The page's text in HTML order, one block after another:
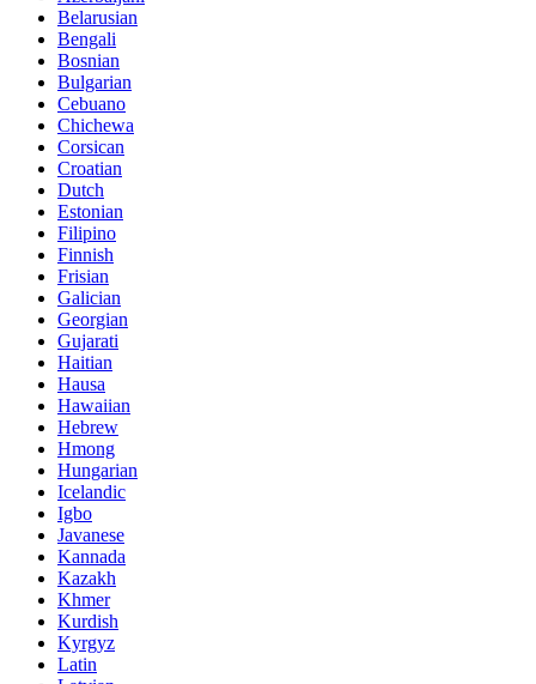
Belarusian
Bengali
Bosnian
Bulgarian
Cebuano
Chichewa
Corsican
Croatian
Dutch
Estonian
Filipino
Finnish
Frisian
Galician
Georgian
Gujarati
Haitian
Hausa
Hawaiian
Hebrew
Hmong
Hungarian
Icelandic
Igbo
Javanese
Kannada
Kazakh
Khmer
Kurdish
Kyrgyz
Latin